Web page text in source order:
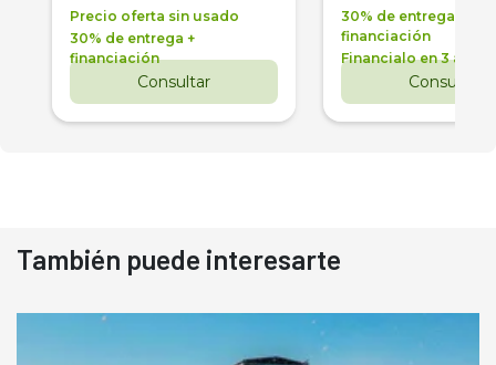
Precio oferta sin usado
30% de entrega +
financiación
Consultar
30% de entrega +
financiación
Financialo en 3 años
Consultar
También puede interesarte